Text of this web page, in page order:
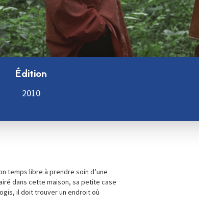
Édition
2010
temps libre à prendre soin d’une
dans cette maison, sa petite case
il doit trouver un endroit où